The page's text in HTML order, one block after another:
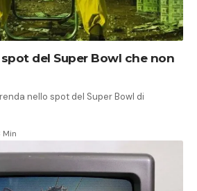
del Super Bowl che non
nello spot del Super Bowl di
Min